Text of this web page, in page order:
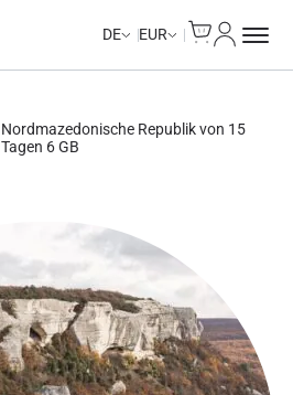
DE EUR
Nordmazedonische Republik von 15
Tagen 6 GB